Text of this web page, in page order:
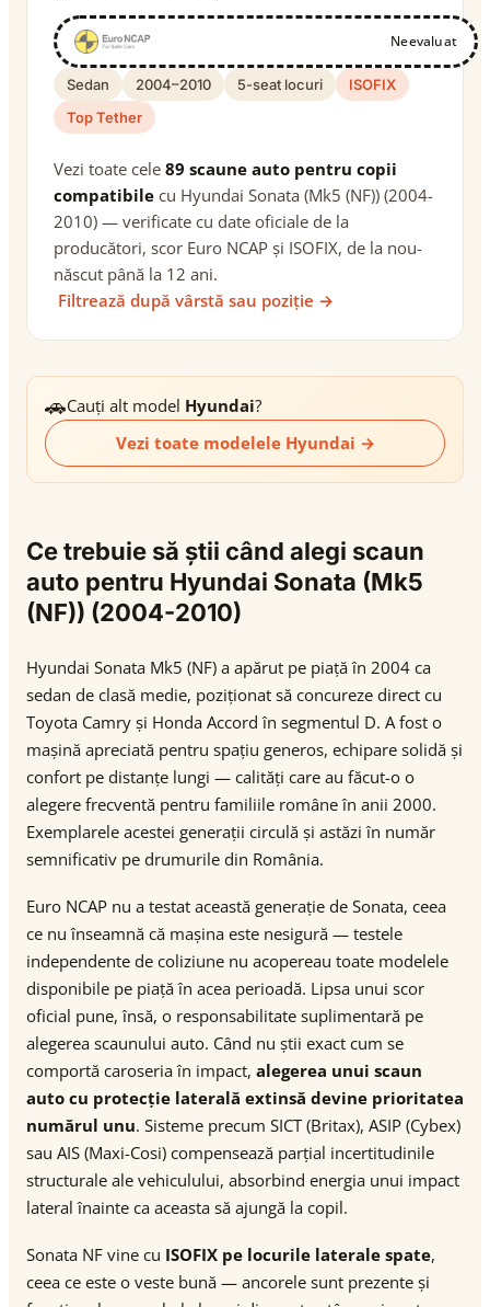
Neevaluat
Sedan 2004–2010 5-seat locuri
ISOFIX
Top Tether
Vezi toate cele 89 scaune auto pentru copii
compatibile cu Hyundai Sonata (Mk5 (NF)) (2004-
2010) — verificate cu date oficiale de la
producători, scor Euro NCAP și ISOFIX, de la nou-
născut până la 12 ani.
Filtrează după vârstă sau poziție →
🚗Cauți alt model Hyundai?
Vezi toate modelele Hyundai →
Ce trebuie să știi când alegi scaun
auto pentru Hyundai Sonata (Mk5
(NF)) (2004-2010)
Hyundai Sonata Mk5 (NF) a apărut pe piață în 2004 ca
sedan de clasă medie, poziționat să concureze direct cu
Toyota Camry și Honda Accord în segmentul D. A fost o
mașină apreciată pentru spațiu generos, echipare solidă și
confort pe distanțe lungi — calități care au făcut-o o
alegere frecventă pentru familiile române în anii 2000.
Exemplarele acestei generații circulă și astăzi în număr
semnificativ pe drumurile din România.
Euro NCAP nu a testat această generație de Sonata, ceea
ce nu înseamnă că mașina este nesigură — testele
independente de coliziune nu acopereau toate modelele
disponibile pe piață în acea perioadă. Lipsa unui scor
oficial pune, însă, o responsabilitate suplimentară pe
alegerea scaunului auto. Când nu știi exact cum se
comportă caroseria în impact, alegerea unui scaun
auto cu protecție laterală extinsă devine prioritatea
numărul unu. Sisteme precum SICT (Britax), ASIP (Cybex)
sau AIS (Maxi-Cosi) compensează parțial incertitudinile
structurale ale vehiculului, absorbind energia unui impact
lateral înainte ca aceasta să ajungă la copil.
Sonata NF vine cu ISOFIX pe locurile laterale spate,
ceea ce este o veste bună — ancorele sunt prezente și